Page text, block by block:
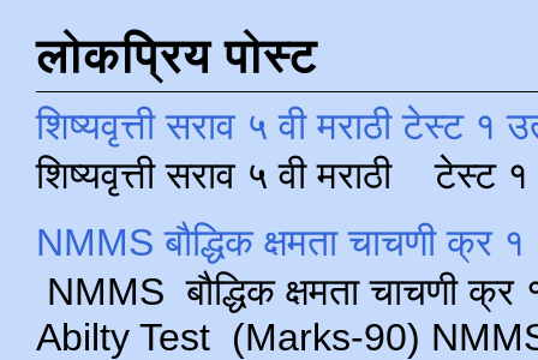
लोकप्रिय पोस्ट
शिष्यवृत्ती सराव ५ वी मराठी टेस्ट १
शिष्यवृत्ती सराव ५ वी मराठी टेस्ट
NMMS बौद्धिक क्षमता चाचणी क्र
NMMS बौद्धिक क्षमता चाचणी
Abilty Test (Marks-90) NMMS